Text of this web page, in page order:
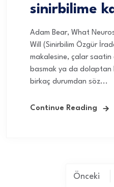
sinirbilime
Adam Bear, What
Will (Sinirbilim Özgür
makalesine, çalar saatin
basmak ya da dolaptan
birkaç durumdan söz...
Continue Reading
Önceki